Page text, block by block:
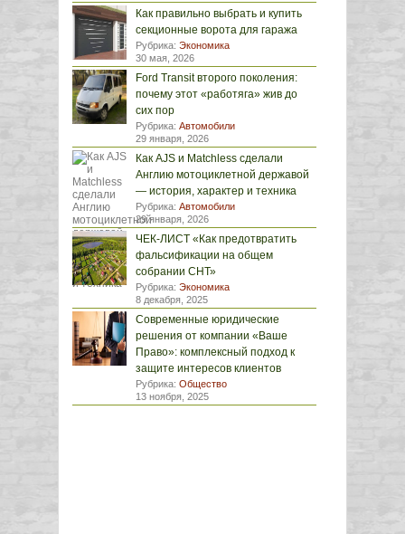
Как правильно выбрать и купить
секционные ворота для гаража
Рубрика: Экономика
30 мая, 2026
Ford Transit второго поколения:
почему этот «работяга» жив до
сих пор
Рубрика: Автомобили
29 января, 2026
Как AJS и Matchless сделали
Англию мотоциклетной державой
— история, характер и техника
Рубрика: Автомобили
29 января, 2026
ЧЕК-ЛИСТ «Как предотвратить
фальсификации на общем
собрании СНТ»
Рубрика: Экономика
8 декабря, 2025
Современные юридические
решения от компании «Ваше
Право»: комплексный подход к
защите интересов клиентов
Рубрика: Общество
13 ноября, 2025